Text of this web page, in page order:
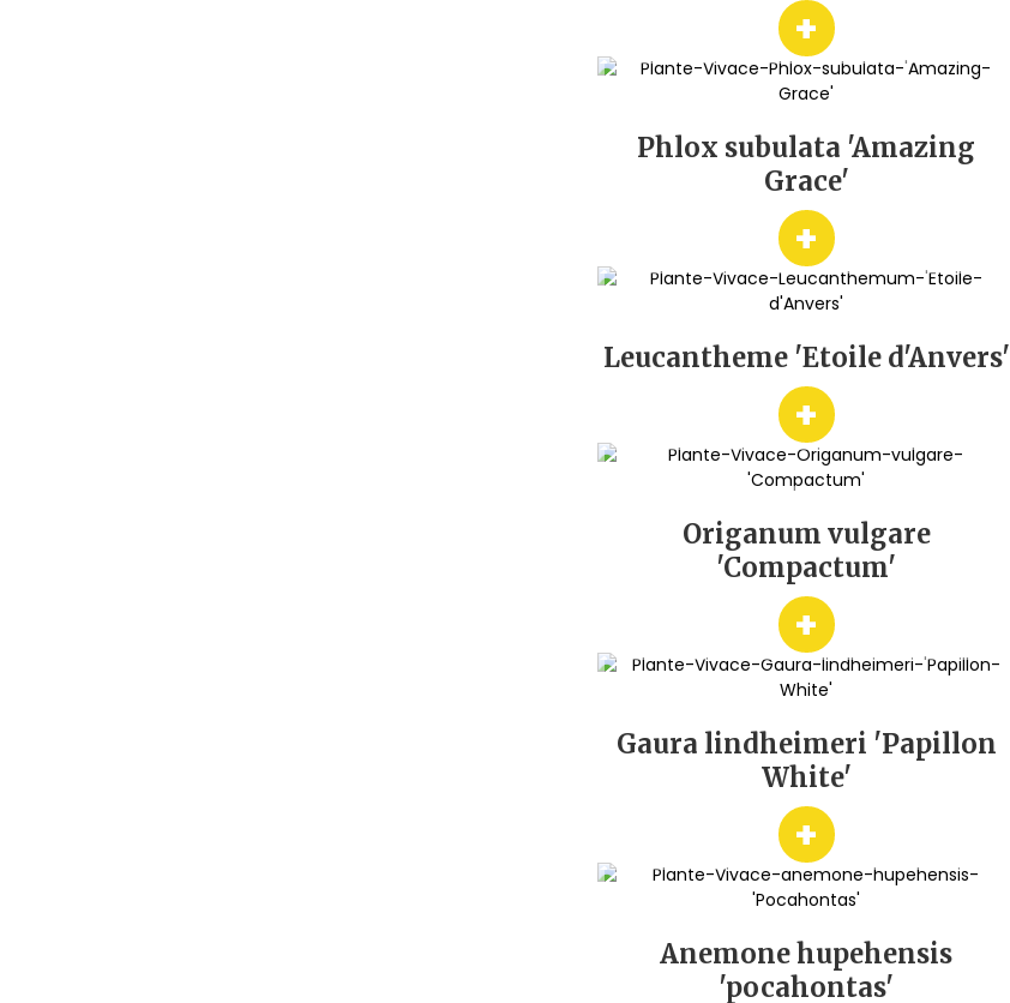
+
Phlox subulata 'Amazing
Grace'
+
Leucantheme 'Etoile d'Anvers'
+
Origanum vulgare
'Compactum'
+
Gaura lindheimeri 'Papillon
White'
+
Anemone hupehensis
'pocahontas'